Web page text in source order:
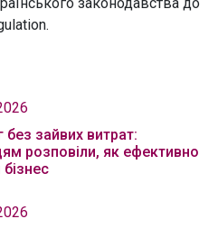
без зайвих витрат:
розповіли, як ефективно